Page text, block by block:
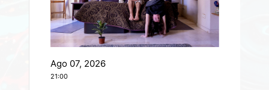
Ago 07, 2026
21:00